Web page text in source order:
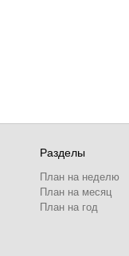
Разделы
План на неделю
План на месяц
План на год